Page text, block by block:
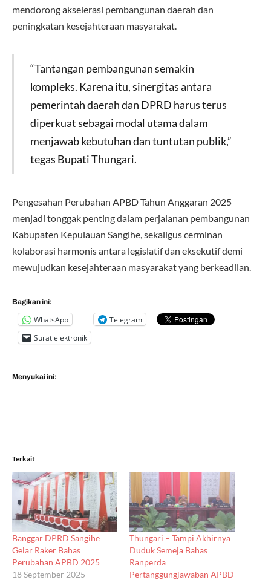
mendorong akselerasi pembangunan daerah dan
peningkatan kesejahteraan masyarakat.
“Tantangan pembangunan semakin
kompleks. Karena itu, sinergitas antara
pemerintah daerah dan DPRD harus terus
diperkuat sebagai modal utama dalam
menjawab kebutuhan dan tuntutan publik,”
tegas Bupati Thungari.
Pengesahan Perubahan APBD Tahun Anggaran 2025
menjadi tonggak penting dalam perjalanan pembangunan
Kabupaten Kepulauan Sangihe, sekaligus cerminan
kolaborasi harmonis antara legislatif dan eksekutif demi
mewujudkan kesejahteraan masyarakat yang berkeadilan.
Bagikan ini:
WhatsApp
Telegram
Surat elektronik
Menyukai ini:
Terkait
Banggar DPRD Sangihe
Gelar Raker Bahas
Perubahan APBD 2025
18 September 2025
Thungari – Tampi Akhirnya
Duduk Semeja Bahas
Ranperda
Pertanggungjawaban APBD